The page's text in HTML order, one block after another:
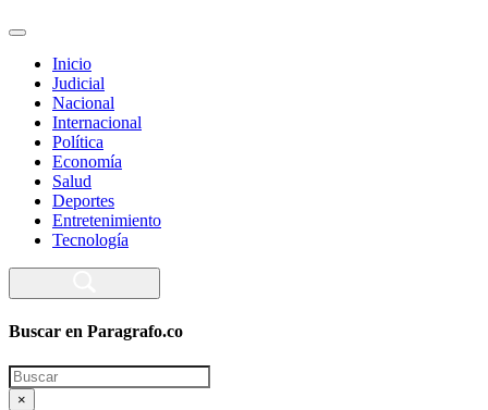
Inicio
Judicial
Nacional
Internacional
Política
Economía
Salud
Deportes
Entretenimiento
Tecnología
Buscar en Paragrafo.co
Search
×